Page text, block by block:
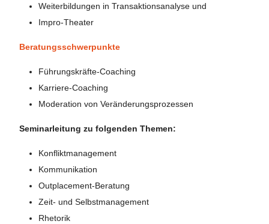
Weiterbildungen in Transaktionsanalyse und
Impro-Theater
Beratungsschwerpunkte
Führungskräfte-Coaching
Karriere-Coaching
Moderation von Veränderungsprozessen
Seminarleitung zu folgenden Themen:
Konfliktmanagement
Kommunikation
Outplacement-Beratung
Zeit- und Selbstmanagement
Rhetorik